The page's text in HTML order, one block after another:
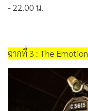
- 22.00 น.
ฉากที่ 3 : The Emotion